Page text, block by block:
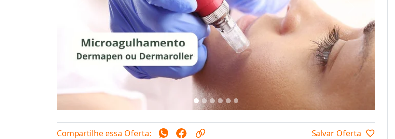
Previous
Compartilhe essa Oferta: Salvar Oferta favorite_border